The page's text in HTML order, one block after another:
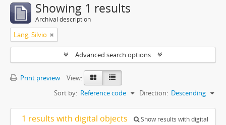
Showing 1 results
Archival description
Lang, Silvio
Advanced search options
Print preview
View:
Sort by: Reference code Direction: Descending
1 results with digital objects
Show results with digital